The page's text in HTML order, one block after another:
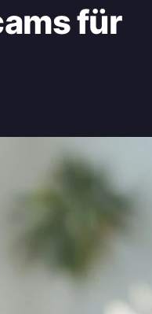
für